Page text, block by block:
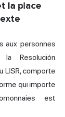
la place
aux personnes
Resolución
LISR, comporte
qui importe
est